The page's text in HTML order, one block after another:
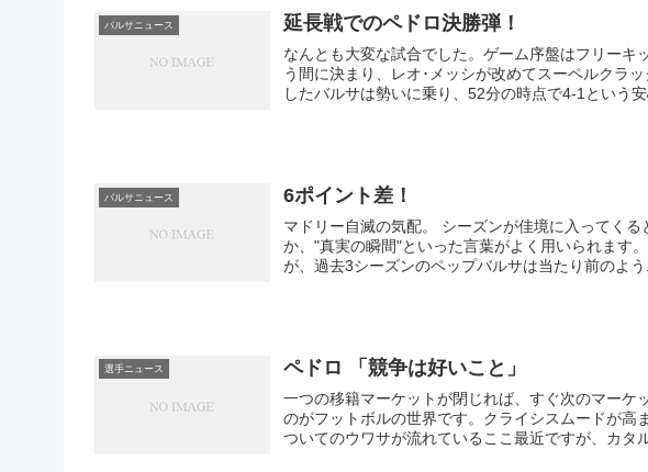
バルサニュース 延長戦でのペドロ決勝弾！
なんとも大変な試合でした。ゲーム序盤はフリーキ
う間に決まり、レオ･メッシが改めてスーペルクラ
したバルサは勢いに乗り、52分の時点で4-1という
これで決着はついていたでしょう。しかしながら
バルサニュース 6ポイント差！
マドリー自滅の気配。 シーズンが佳境に入ってくると、スペインでは"真実の時"であると
か、"真実の瞬間"といった言葉がよく用いられます
が、過去3シーズンのペップバルサは当たり前のよう
選手ニュース ペドロ 「競争は好いこと」
一つの移籍マーケットが閉じれば、すぐ次のマーケ
のがフットボルの世界です。クライシスムードが高
ついてのウワサが流れているここ最近ですが、カタ
ールやサンドロといった若者たちの台頭はこれか